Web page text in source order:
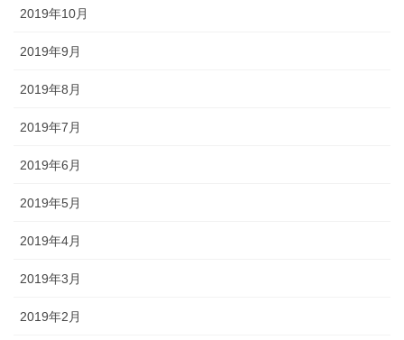
2019年10月
2019年9月
2019年8月
2019年7月
2019年6月
2019年5月
2019年4月
2019年3月
2019年2月